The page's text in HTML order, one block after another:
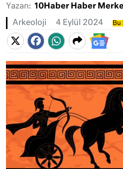
Yazan: 10Haber Haber
Arkeoloji 4 Eylül 2024 Bu